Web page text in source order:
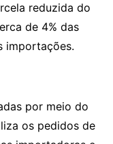
reduzida do
de 4% das
importações.
por meio do
os pedidos de